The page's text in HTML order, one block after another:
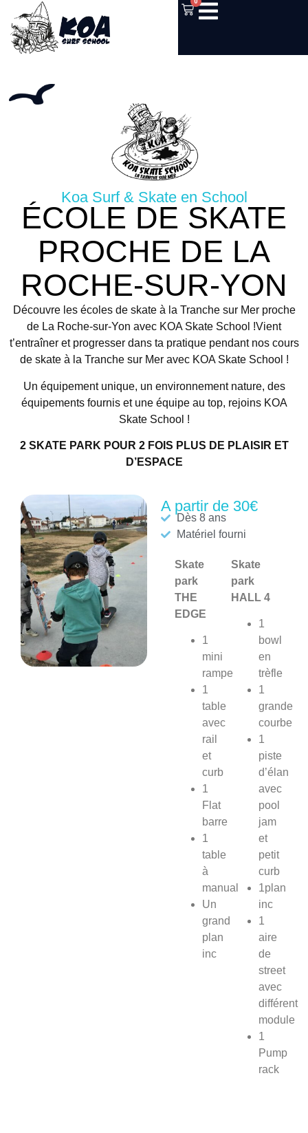
Koa Surf & Skate en School
ÉCOLE DE SKATE
PROCHE DE LA
ROCHE-SUR-YON
Découvre les écoles de skate à la Tranche sur Mer proche
de La Roche-sur-Yon avec KOA Skate School !Vient
t’entraîner et progresser dans ta pratique pendant nos cours
de skate à la Tranche sur Mer avec KOA Skate School !
Un équipement unique, un environnement nature, des
équipements fournis et une équipe au top, rejoins KOA
Skate School !
2 SKATE PARK POUR 2 FOIS PLUS DE PLAISIR ET
D’ESPACE
A partir de 30€
Dès 8 ans
Matériel fourni
Skate
park
THE
EDGE
1
mini
rampe
1
table
avec
rail
et
curb
1
Flat
barre
1
table
à
manual
Un
grand
plan
inc
Skate
park
HALL 4
1
bowl
en
trèfle
1
grande
courbe
1
piste
d’élan
avec
pool
jam
et
petit
curb
1plan
inc
1
aire
de
street
avec
différent
module
1
Pump
rack